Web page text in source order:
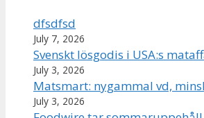
dfsdfsd
July 7, 2026
Svenskt lösgodis i USA:s
July 3, 2026
Matsmart: nygammal vd,
July 3, 2026